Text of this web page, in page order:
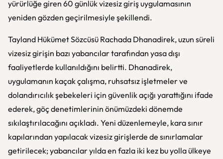
yürürlüğe giren 60 günlük vizesiz giriş uygulamasının
yeniden gözden geçirilmesiyle şekillendi.
Tayland Hükümet Sözcüsü Rachada Dhanadirek, uzun süreli
vizesiz girişin bazı yabancılar tarafından yasa dışı
faaliyetlerde kullanıldığını belirtti. Dhanadirek,
uygulamanın kaçak çalışma, ruhsatsız işletmeler ve
dolandırıcılık şebekeleri için güvenlik açığı yarattığını ifade
ederek, göç denetimlerinin önümüzdeki dönemde
sıkılaştırılacağını açıkladı. Yeni düzenlemeyle, kara sınır
kapılarından yapılacak vizesiz girişlerde de sınırlamalar
getirilecek; yabancılar yılda en fazla iki kez bu yolla ülkeye